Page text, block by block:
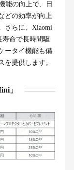
能の向上で、日
どの効率が向上
さらに、Xiaomi
寿命で長時間駆
ータイ機能も備
を提供します。
」